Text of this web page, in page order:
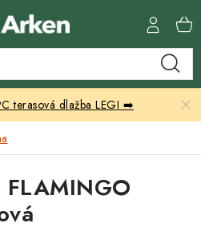
terasová dlažba LEGI ➡️